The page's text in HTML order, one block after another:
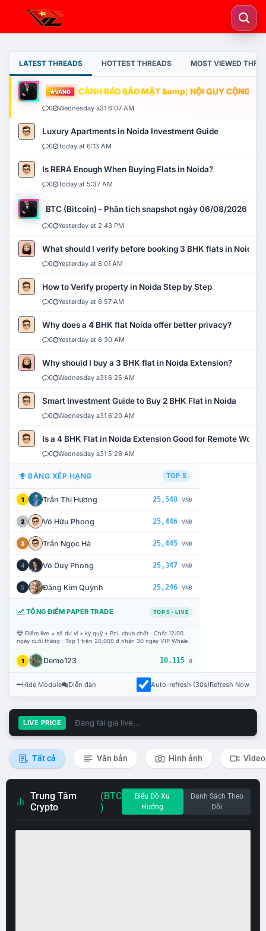
LATEST THREADS HOTTEST THREADS MOST VIEWED
VÀNG CẢNH BÁO BẢO MẬT &amp; NỘI QUY CỘNG
0 Wednesday a31 6:07 AM
Luxury Apartments in Noida Investment Guide
0 Today at 6:13 AM
Is RERA Enough When Buying Flats in Noida?
0 Today at 5:37 AM
BTC (Bitcoin) - Phân tích snapshot ngày 06/08/2026
0 Yesterday at 2:43 PM
What should I verify before booking 3 BHK flats in Noida?
0 Yesterday at 8:01 AM
How to Verify property in Noida Step by Step
0 Yesterday at 6:57 AM
Why does a 4 BHK flat Noida offer better privacy?
0 Yesterday at 6:30 AM
Why should I buy a 3 BHK flat in Noida Extension?
0 Wednesday a31 6:25 AM
Smart Investment Guide to Buy 2 BHK Flat in Noida
0 Wednesday a31 6:20 AM
Is a 4 BHK Flat in Noida Extension Good for Remote Work?
0 Wednesday a31 5:26 AM
BẢNG XẾP HẠNG TOP 5
1 Trần Thị Hương 25,548 VNĐ
2 Võ Hữu Phong 25,446 VNĐ
3 Trần Ngọc Hà 25,445 VNĐ
4 Võ Duy Phong 25,347 VNĐ
5 Đặng Kim Quỳnh 25,246 VNĐ
TỔNG ĐIỂM PAPER TRADE TOP 5 · LIVE
Điểm live = số dư ví + ký quỹ + PnL chưa chốt · Chốt 12:00
ngày cuối tháng · Top 1 trên 20.000 đ nhận 30 ngày VIP Whale.
1 Demo123 10.115 đ
Hide Module Diễn đàn Auto-refresh (30s)Refresh Now
LIVE PRICE Đang tải giá live...
Tất cả Văn bản Hình ảnh Video
Trung Tâm
Crypto
(BTC
)
Biểu Đồ Xu
Hướng
Danh Sách Theo
Dõi